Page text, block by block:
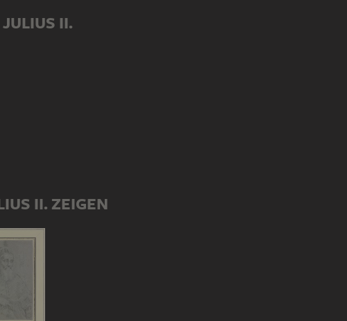
II.
II. ZEIGEN